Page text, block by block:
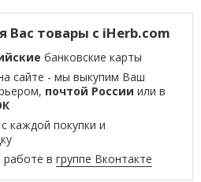
Вас товары с iHerb.com
банковские карты
сайте - мы выкупим Ваш
почтой России или в
каждой покупки и
работе вгруппе Вконтакте